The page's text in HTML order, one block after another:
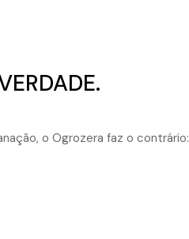
o Ogrozera faz o contrário: